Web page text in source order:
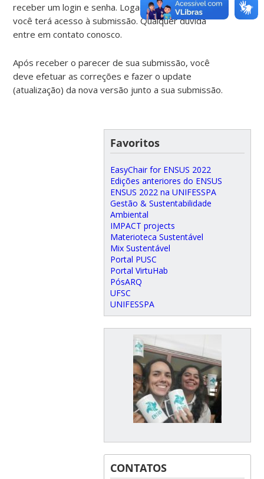
receber um login e senha. Logado na plataforma,
você terá acesso à submissão. Qualquer dúvida
entre em contato conosco.
Após receber o parecer de sua submissão, você
deve efetuar as correções e fazer o update
(atualização) da nova versão junto a sua submissão.
Favoritos
EasyChair for ENSUS 2022
Edições anteriores do ENSUS
ENSUS 2022 na UNIFESSPA
Gestão & Sustentabilidade
Ambiental
IMPACT projects
Materioteca Sustentável
Mix Sustentável
Portal PUSC
Portal VirtuHab
PósARQ
UFSC
UNIFESSPA
CONTATOS